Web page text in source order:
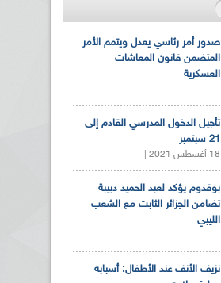
صدور أمر رئاسي يعدل ويتمم الأمر
المتضمن قانون المعاشات
العسكرية
تأجيل الدخول المدرسي القادم إلى
21 سبتمبر
18 أغسطس 2021 |
بوقدوم يؤكد لعبد الحميد دبيبة
تضامن الجزائر الثابت مع الشعب
الليبي
نزيف الأنف عند الأطفال: أسبابه